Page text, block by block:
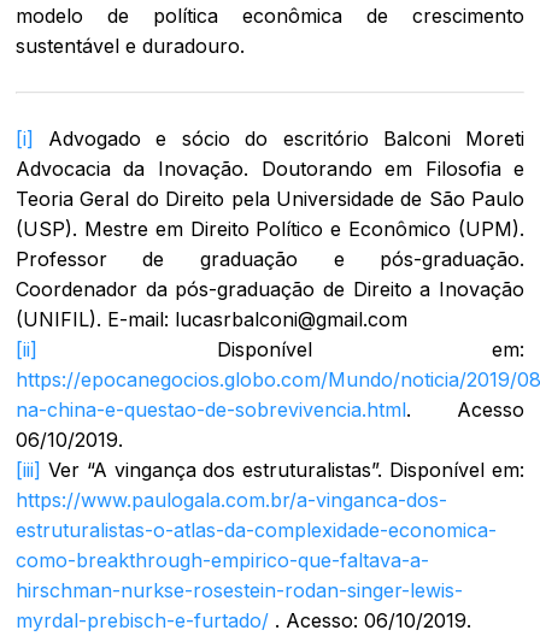
modelo de política econômica de crescimento
sustentável e duradouro.
[i] Advogado e sócio do escritório Balconi Moreti
Advocacia da Inovação. Doutorando em Filosofia e
Teoria Geral do Direito pela Universidade de São Paulo
(USP). Mestre em Direito Político e Econômico (UPM).
Professor de graduação e pós-graduação.
Coordenador da pós-graduação de Direito a Inovação
(UNIFIL). E-mail: lucasrbalconi@gmail.com
[ii] Disponível em:
https://epocanegocios.globo.com/Mundo/noticia/2019/
na-china-e-questao-de-sobrevivencia.html. Acesso
06/10/2019.
[iii] Ver “A vingança dos estruturalistas”. Disponível em:
https://www.paulogala.com.br/a-vinganca-dos-
estruturalistas-o-atlas-da-complexidade-economica-
como-breakthrough-empirico-que-faltava-a-
hirschman-nurkse-rosestein-rodan-singer-lewis-
myrdal-prebisch-e-furtado/. Acesso: 06/10/2019.